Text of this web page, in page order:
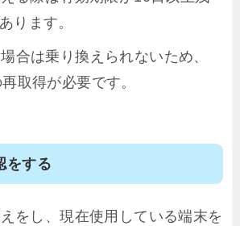
ります。
合は乗り換えられないため、
取得が必要です。
をする
をし、現在使用している端末を